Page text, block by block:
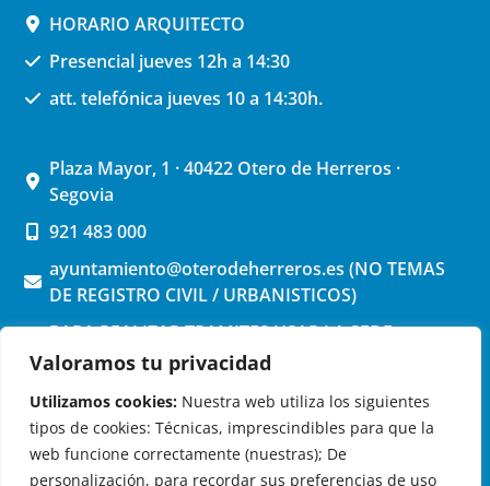
Valoramos tu privacidad
Utilizamos cookies: Nuestra web utiliza los siguientes
tipos de cookies: Técnicas, imprescindibles para que la
web funcione correctamente (nuestras); De
personalización, para recordar sus preferencias de uso
HORARIO ARQUITECTO
Presencial jueves 12h a 14:30
att. telefónica jueves 10 a 14:30h.
Plaza Mayor, 1 · 40422 Otero de Herreros ·
Segovia
921 483 000
ayuntamiento@oterodeherreros.es (NO TEMAS
DE REGISTRO CIVIL / URBANISTICOS)
PARA REALIZAR TRAMITES USAR LA SEDE
ELECTRONICA (pinchar aquí)